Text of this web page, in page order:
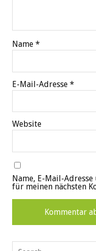
Name *
E-Mail-Adresse *
Website
Name, E-Mail-
für meinen nächsten